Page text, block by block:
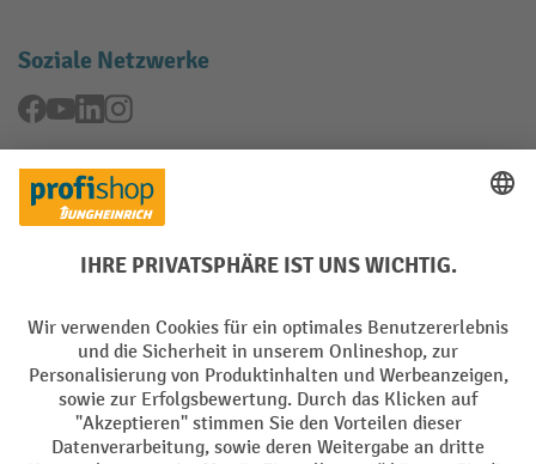
Soziale Netzwerke
Facebook
YouTubeLinkedIn
Rücknahme-Services
Elektrogeräte Rückname
Batterie Rückname